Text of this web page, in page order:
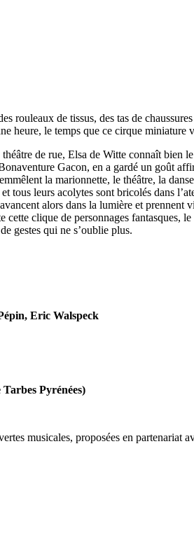
rouleaux de tissus, des tas de
heure, le temps que ce cirque
de rue, Elsa de Witte connaît
Gacon, en a gardé un goût
la marionnette, le théâtre, la
tous leurs acolytes sont bricolés dans
alors dans la lumière et
clique de personnages fantasques,
gestes qui ne s’oublie plus.
Eric Walspeck
Pyrénées)
musicales, proposées en partenariat